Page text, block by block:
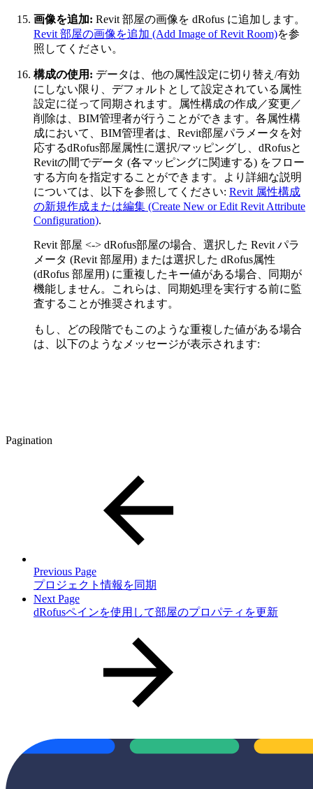
画像を追加: Revit 部屋の画像を dRofus に追加します。
Revit 部屋の画像を追加 (Add Image of Revit Room)を参
照してください。
構成の使用: データは、他の属性設定に切り替え/有効
にしない限り、デフォルトとして設定されている属性
設定に従って同期されます。属性構成の作成／変更／
削除は、BIM管理者が行うことができます。各属性構
成において、BIM管理者は、Revit部屋パラメータを対
応するdRofus部屋属性に選択/マッピングし、dRofusと
Revitの間でデータ (各マッピングに関連する) をフロー
する方向を指定することができます。より詳細な説明
については、以下を参照してください: Revit 属性構成
の新規作成または編集 (Create New or Edit Revit Attribute
Configuration).
Revit 部屋 <-> dRofus部屋の場合、選択した Revit パラ
メータ (Revit 部屋用) または選択した dRofus属性
(dRofus 部屋用) に重複したキー値がある場合、同期が
機能しません。これらは、同期処理を実行する前に監
査することが推奨されます。
もし、どの段階でもこのような重複した値がある場合
は、以下のようなメッセージが表示されます:
Pagination
Previous Page
プロジェクト情報を同期
Next Page
dRofusペインを使用して部屋のプロパティを更新